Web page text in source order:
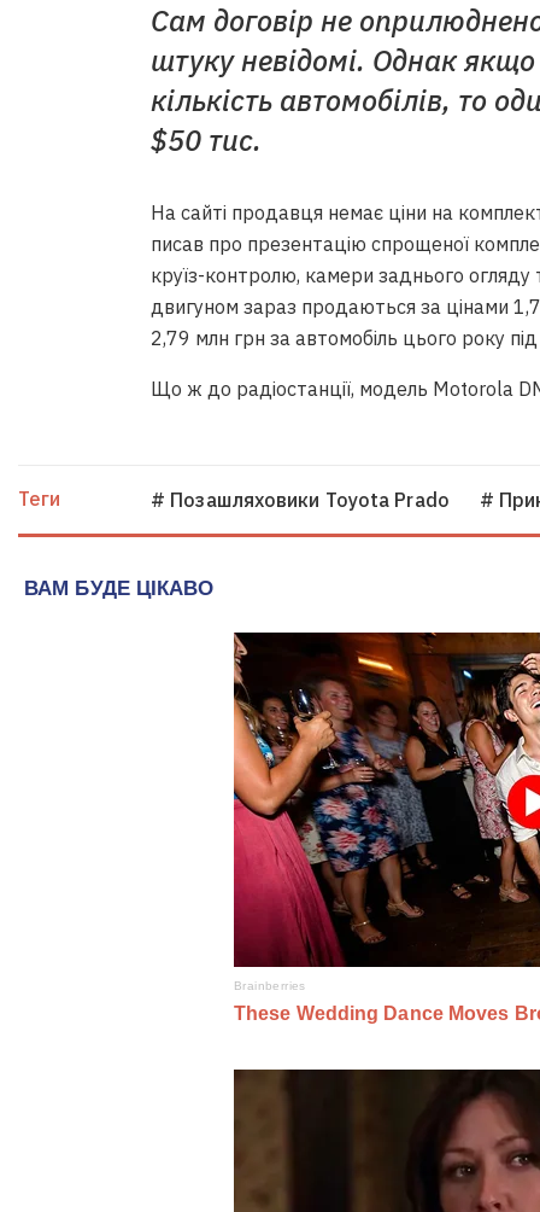
Сам договір не
штуку невідомі. Однак якщо
кількість автомобілів, то
$50 тис.
На сайті продавця немає ціни на
писав про презентацію спрощеної
круїз-контролю, камери заднього огляду
двигуном зараз продаються за цінами
2,79 млн грн за автомобіль цього року
Що ж до радіостанції, модель Motorola
Теги # Позашляховики Toyota Prado #